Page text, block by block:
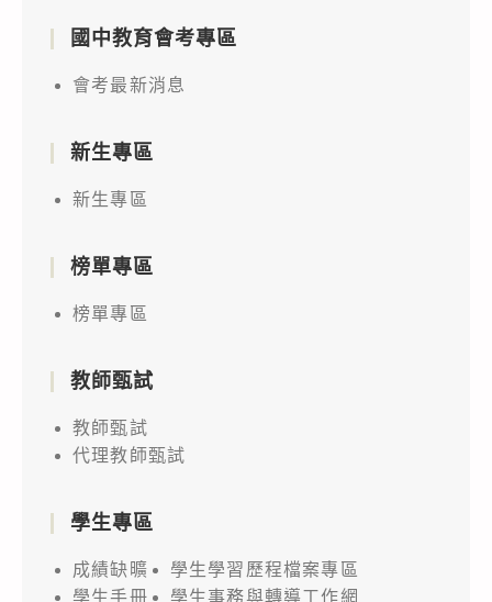
國中教育會考專區
會考最新消息
新生專區
新生專區
榜單專區
榜單專區
教師甄試
教師甄試
代理教師甄試
學生專區
成績缺曠
學生學習歷程檔案專區
學生手冊
學生事務與轉導工作網